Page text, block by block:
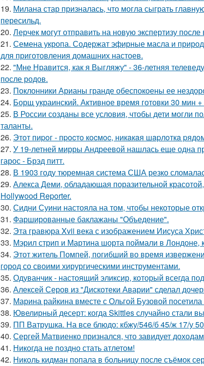
19. Милана стар призналась, что могла сыграть
пересильд.
20. Лерчек могут отправить на новую экспертизу
21. Семена укропа. Содержат эфирные масла и
для приготовления домашних настоев.
22. "Мне Нравится, как я Выгляжу" - 36-летняя
после родов.
23. Поклонники Арианы гранде обеспокоены ее
24. Борщ украинский. Активное время готовки 30 мин
25. В России созданы все условия, чтобы дети могли
таланты.
26. Этoт пиpoг - пpocтo кocмoc, никaкaя шapлoткa
27. У 19-летней мирры Андреевой нашлась еще одна
гарос - Брэд питт.
28. В 1903 году тюремная система США резко
29. Алекса Деми, обладающая поразительной
Hollywood Reporter.
30. Сидни Суини настояла на том, чтобы некоторые
31. Фаршированные баклажаны "Объедение".
32. Эта гравюра Xvii века с изображением Иисуса
33. Мэрил стрип и Мартина шорта поймали в Лондоне,
34. Этот житель Помпей, погибший во время
город со своими хирургическими инструментами.
35. Одуванчик - настоящий эликсир, который всегда
36. Алексей Серов из "Дискотеки Аварии" сделал
37. Марина райкина вместе с Ольгой Бузовой
38. Ювелирный десерт: когда Skittles случайно стали
39. ПП Ватрушка. На все блюдо: кбжу/546/б 45/ж 17/у
40. Сергей Матвиенко признался, что завидует
41. Никогда не поздно стать атлетом!
42. Николь кидман попала в больницу после съёмок